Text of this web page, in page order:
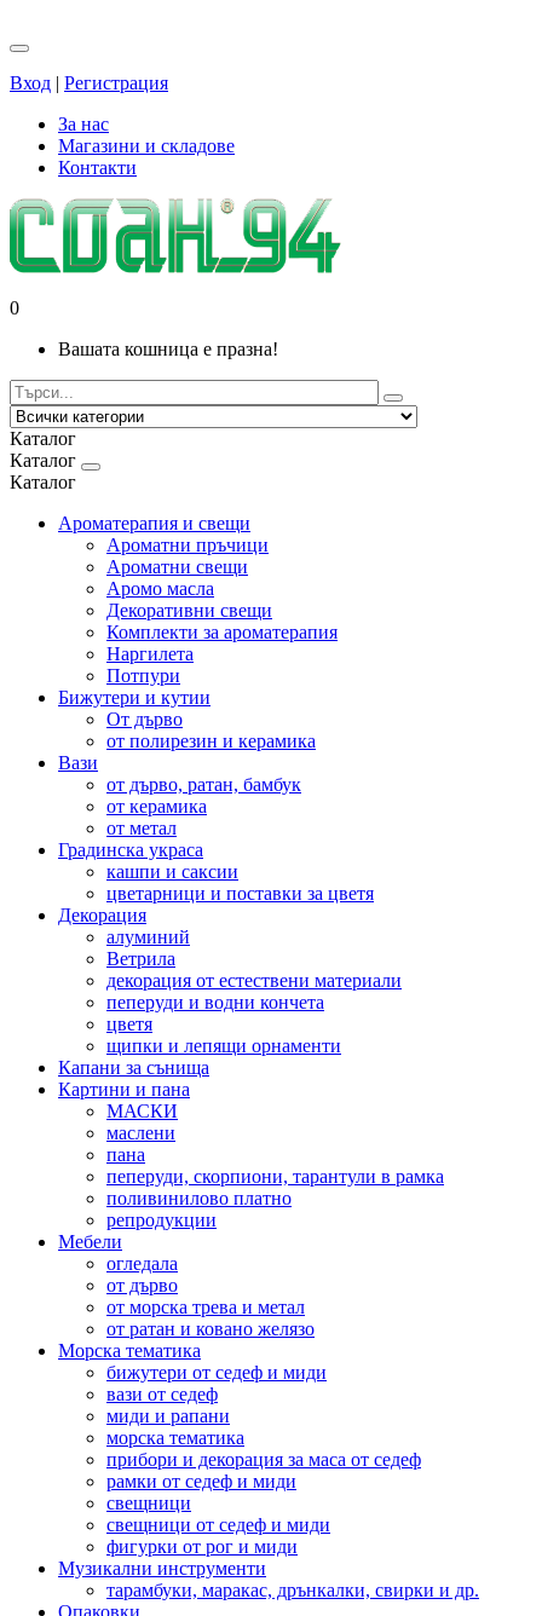
Вход | Регистрация
За нас
Магазини и складове
Контакти
0
Вашата кошница е празна!
Каталог
Каталог
Каталог
Ароматерапия и свещи
Ароматни пръчици
Ароматни свещи
Аромо масла
Декоративни свещи
Комплекти за ароматерапия
Наргилета
Потпури
Бижутери и кутии
От дърво
от полирезин и керамика
Вази
от дърво, ратан, бамбук
от керамика
от метал
Градинска украса
кашпи и саксии
цветарници и поставки за цветя
Декорация
алуминий
Ветрила
декорация от естествени материали
пеперуди и водни кончета
цветя
щипки и лепящи орнаменти
Капани за сънища
Картини и пана
МАСКИ
маслени
пана
пеперуди, скорпиони, тарантули в рамка
поливинилово платно
репродукции
Мебели
огледала
от дърво
от морска трева и метал
от ратан и ковано желязо
Морска тематика
бижутери от седеф и миди
вази от седеф
миди и рапани
морска тематика
прибори и декорация за маса от седеф
рамки от седеф и миди
свещници
свещници от седеф и миди
фигурки от рог и миди
Музикални инструменти
тарамбуки, маракас, дрънкалки, свирки и др.
Опаковки